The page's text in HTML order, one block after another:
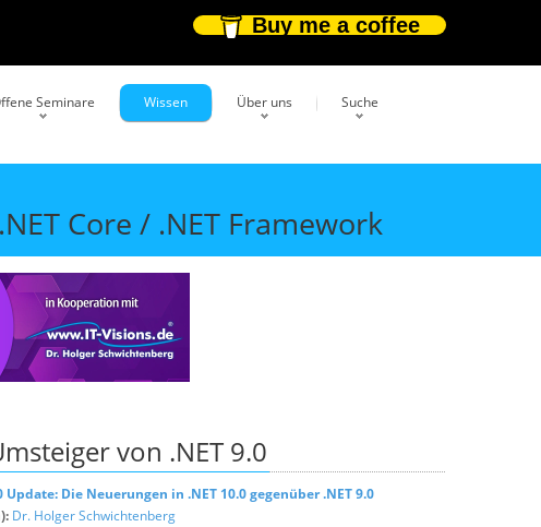
Buy me a coffee
Seminare Wissen Über uns Suche
Core / .NET Framework
von .NET 9.0
Update: Die Neuerungen in .NET 10.0 gegenüber .NET 9.0
Dr. Holger Schwichtenberg